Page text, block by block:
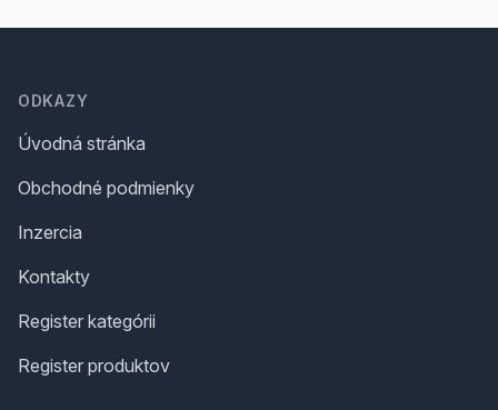
ODKAZY
Úvodná stránka
Obchodné podmienky
Inzercia
Kontakty
Register kategórii
Register produktov